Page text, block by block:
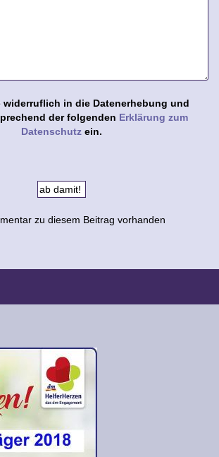
in die Datenerhebung und
der folgenden Erklärung zum
Datenschutzein.
zu diesem Beitrag vorhanden